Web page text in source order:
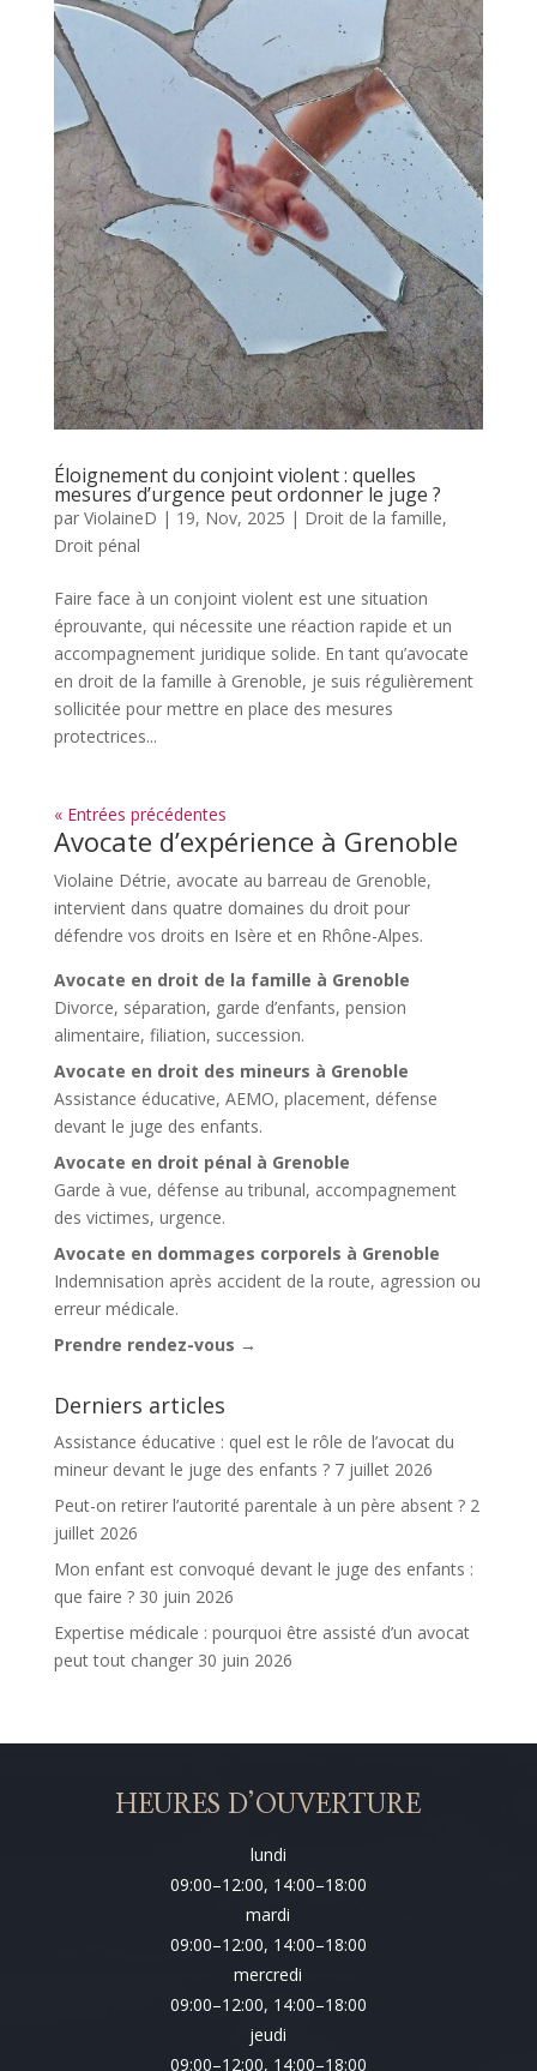
Éloignement du conjoint violent : quelles
mesures d’urgence peut ordonner le juge ?
par ViolaineD | 19, Nov, 2025 | Droit de la famille,
Droit pénal
Faire face à un conjoint violent est une situation
éprouvante, qui nécessite une réaction rapide et un
accompagnement juridique solide. En tant qu’avocate
en droit de la famille à Grenoble, je suis régulièrement
sollicitée pour mettre en place des mesures
protectrices...
« Entrées précédentes
Avocate d’expérience à Grenoble
Violaine Détrie, avocate au barreau de Grenoble,
intervient dans quatre domaines du droit pour
défendre vos droits en Isère et en Rhône-Alpes.
Avocate en droit de la famille à Grenoble
Divorce, séparation, garde d’enfants, pension
alimentaire, filiation, succession.
Avocate en droit des mineurs à Grenoble
Assistance éducative, AEMO, placement, défense
devant le juge des enfants.
Avocate en droit pénal à Grenoble
Garde à vue, défense au tribunal, accompagnement
des victimes, urgence.
Avocate en dommages corporels à Grenoble
Indemnisation après accident de la route, agression ou
erreur médicale.
Prendre rendez-vous →
Derniers articles
Assistance éducative : quel est le rôle de l’avocat du
mineur devant le juge des enfants ? 7 juillet 2026
Peut-on retirer l’autorité parentale à un père absent ? 2
juillet 2026
Mon enfant est convoqué devant le juge des enfants :
que faire ? 30 juin 2026
Expertise médicale : pourquoi être assisté d’un avocat
peut tout changer 30 juin 2026
HEURES D’OUVERTURE
lundi
09:00–12:00, 14:00–18:00
mardi
09:00–12:00, 14:00–18:00
mercredi
09:00–12:00, 14:00–18:00
jeudi
09:00–12:00, 14:00–18:00